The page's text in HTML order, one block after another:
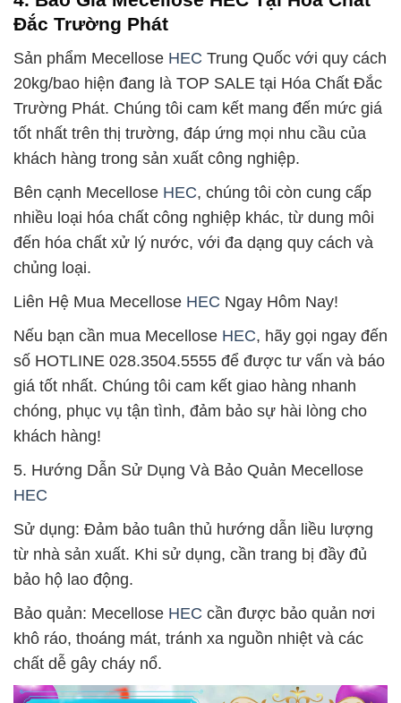
Đắc Trường Phát
Sản phẩm Mecellose HEC Trung Quốc với quy cách
20kg/bao hiện đang là TOP SALE tại Hóa Chất Đắc
Trường Phát. Chúng tôi cam kết mang đến mức giá
tốt nhất trên thị trường, đáp ứng mọi nhu cầu của
khách hàng trong sản xuất công nghiệp.
Bên cạnh Mecellose HEC, chúng tôi còn cung cấp
nhiều loại hóa chất công nghiệp khác, từ dung môi
đến hóa chất xử lý nước, với đa dạng quy cách và
chủng loại.
Liên Hệ Mua Mecellose HEC Ngay Hôm Nay!
Nếu bạn cần mua Mecellose HEC, hãy gọi ngay đến
số HOTLINE 028.3504.5555 để được tư vấn và báo
giá tốt nhất. Chúng tôi cam kết giao hàng nhanh
chóng, phục vụ tận tình, đảm bảo sự hài lòng cho
khách hàng!
5. Hướng Dẫn Sử Dụng Và Bảo Quản Mecellose
HEC
Sử dụng: Đảm bảo tuân thủ hướng dẫn liều lượng
từ nhà sản xuất. Khi sử dụng, cần trang bị đầy đủ
bảo hộ lao động.
Bảo quản: Mecellose HEC cần được bảo quản nơi
khô ráo, thoáng mát, tránh xa nguồn nhiệt và các
chất dễ gây cháy nổ.